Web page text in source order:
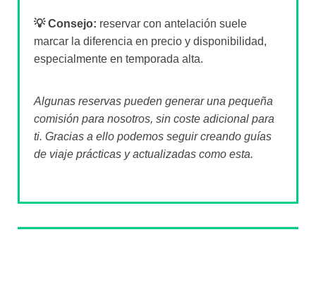
💡 Consejo: reservar con antelación suele
marcar la diferencia en precio y disponibilidad,
especialmente en temporada alta.
Algunas reservas pueden generar una pequeña
comisión para nosotros, sin coste adicional para
ti. Gracias a ello podemos seguir creando guías
de viaje prácticas y actualizadas como esta.